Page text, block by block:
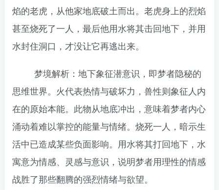
焰的老虎，从他家地底破土而出。老虎身上的烈焰
甚至烧死了一人，最后他用水将其击回地下，并用
水封住洞口，才没让它再逃出来。
梦境解析：地下象征潜意识，即梦者隐秘的
思维世界。火代表热情与破坏力，兽性则象征人内
在的原始本能。此物从地底冲出，意味着梦者内心
涌动着难以掌控的能量与情绪。烧死一人，暗示生
活中已造成某些负面影响。用水将其打回地下，水
寓意为情感、灵感与意识，说明梦者用理性的情感
战胜了那些翻腾的强烈情绪与欲望。